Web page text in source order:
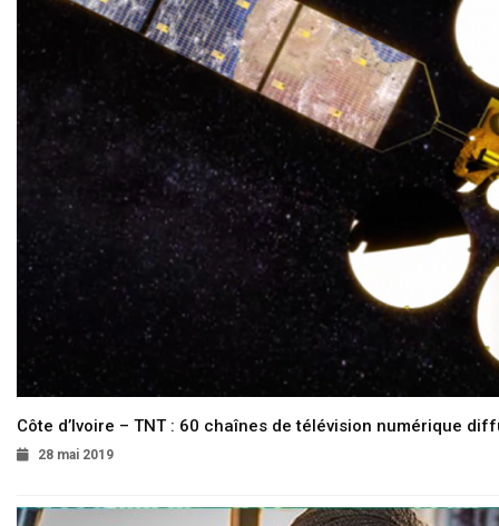
Côte d’Ivoire – TNT : 60 chaînes de télévision numérique
28 mai 2019